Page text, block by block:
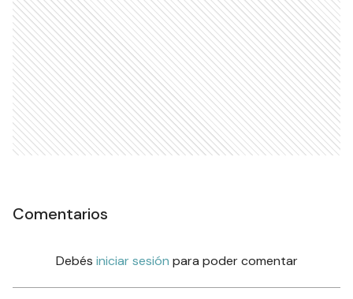
Comentarios
Debés iniciar sesión para poder comentar